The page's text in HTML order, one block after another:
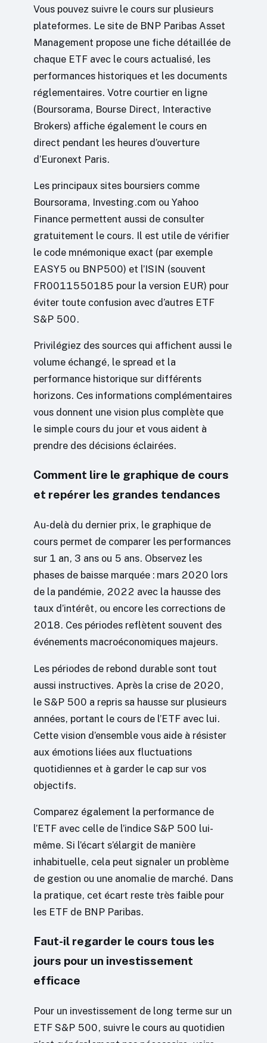
Vous pouvez suivre le cours sur plusieurs
plateformes. Le site de BNP Paribas Asset
Management propose une fiche détaillée de
chaque ETF avec le cours actualisé, les
performances historiques et les documents
réglementaires. Votre courtier en ligne
(Boursorama, Bourse Direct, Interactive
Brokers) affiche également le cours en
direct pendant les heures d’ouverture
d’Euronext Paris.
Les principaux sites boursiers comme
Boursorama, Investing.com ou Yahoo
Finance permettent aussi de consulter
gratuitement le cours. Il est utile de vérifier
le code mnémonique exact (par exemple
EASY5 ou BNP500) et l’ISIN (souvent
FR0011550185 pour la version EUR) pour
éviter toute confusion avec d’autres ETF
S&P 500.
Privilégiez des sources qui affichent aussi le
volume échangé, le spread et la
performance historique sur différents
horizons. Ces informations complémentaires
vous donnent une vision plus complète que
le simple cours du jour et vous aident à
prendre des décisions éclairées.
Comment lire le graphique de cours
et repérer les grandes tendances
Au-delà du dernier prix, le graphique de
cours permet de comparer les performances
sur 1 an, 3 ans ou 5 ans. Observez les
phases de baisse marquée : mars 2020 lors
de la pandémie, 2022 avec la hausse des
taux d’intérêt, ou encore les corrections de
2018. Ces périodes reflètent souvent des
événements macroéconomiques majeurs.
Les périodes de rebond durable sont tout
aussi instructives. Après la crise de 2020,
le S&P 500 a repris sa hausse sur plusieurs
années, portant le cours de l’ETF avec lui.
Cette vision d’ensemble vous aide à résister
aux émotions liées aux fluctuations
quotidiennes et à garder le cap sur vos
objectifs.
Comparez également la performance de
l’ETF avec celle de l’indice S&P 500 lui-
même. Si l’écart s’élargit de manière
inhabituelle, cela peut signaler un problème
de gestion ou une anomalie de marché. Dans
la pratique, cet écart reste très faible pour
les ETF de BNP Paribas.
Faut-il regarder le cours tous les
jours pour un investissement
efficace
Pour un investissement de long terme sur un
ETF S&P 500, suivre le cours au quotidien